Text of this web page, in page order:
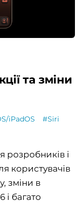
та зміни
iPadOS
#Siri
розробників і
користувачів
зміни в
і багато